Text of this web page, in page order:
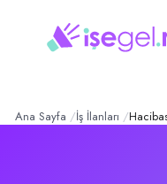
Hacibasar Restoran, İstanbul
Servis Elemanı
Ana Sayfa İş İlanları